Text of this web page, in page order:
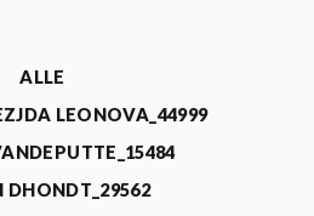
ALLE
LEONOVA_44999
DHONDT_29562